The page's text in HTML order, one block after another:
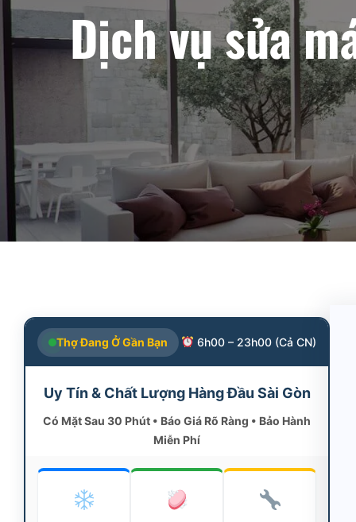
Dịch vụ sửa
Thợ Đang Ở Gần Bạn 6h00 – 23h00 (Cả CN)
Uy Tín & Chất Lượng Hàng Đầu Sài Gòn
Có Mặt Sau 30 Phút • Báo Giá Rõ Ràng • Bảo Hành
Miễn Phí